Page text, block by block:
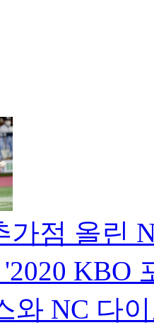
가점 올린
KBO
와 NC 다